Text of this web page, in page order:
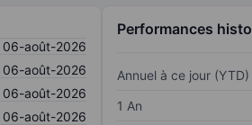
06-août-2026
06-août-2026
06-août-2026
06-août-2026
Performances
Annuel à ce jour (YTD)
1 An